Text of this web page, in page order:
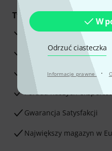
W
Odrzuć ciasteczka
Informacje prawne ·
Twoje korzyści
3-letnia Gwarancja
30-dniowa gwarancja
Serwis Naprawczy
Porada naszych
Gwarancja Satysfakcji
Największy magazyn w